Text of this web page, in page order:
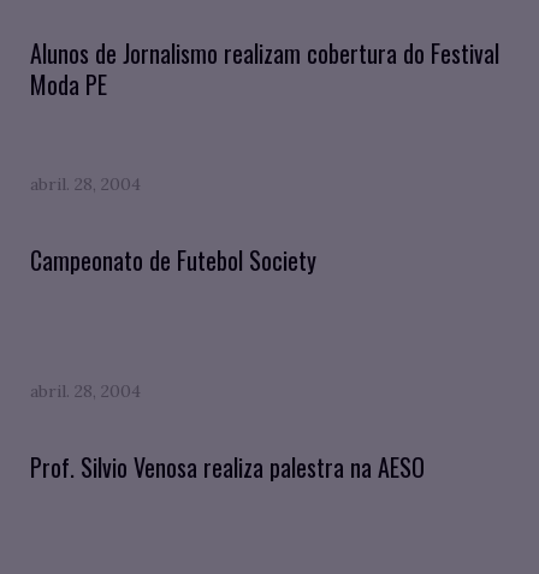
Alunos de Jornalismo realizam cobertura do Festival
Moda PE
abril. 28, 2004
Campeonato de Futebol Society
abril. 28, 2004
Prof. Silvio Venosa realiza palestra na AESO